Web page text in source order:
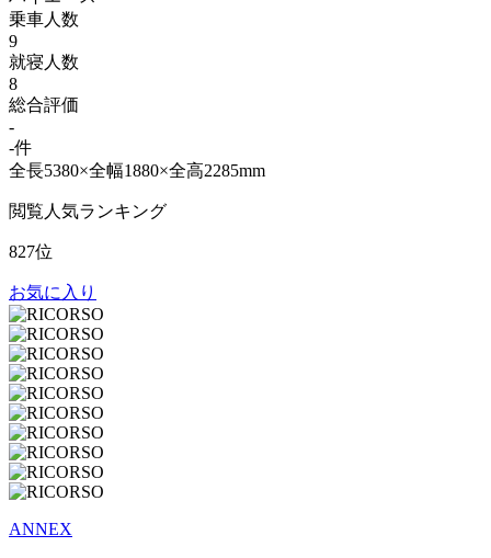
乗車人数
9
就寝人数
8
総合評価
-
-件
全長5380×全幅1880×全高2285mm
閲覧人気ランキング
827位
お気に入り
ANNEX